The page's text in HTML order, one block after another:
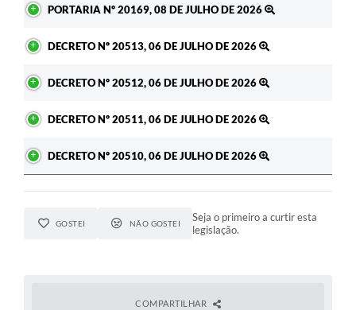
PORTARIA Nº 20169, 08 DE JULHO DE 2026
DECRETO Nº 20513, 06 DE JULHO DE 2026
DECRETO Nº 20512, 06 DE JULHO DE 2026
DECRETO Nº 20511, 06 DE JULHO DE 2026
DECRETO Nº 20510, 06 DE JULHO DE 2026
GOSTEI NÃO GOSTEI
Seja o primeiro a curtir esta
legislação.
COMPARTILHAR